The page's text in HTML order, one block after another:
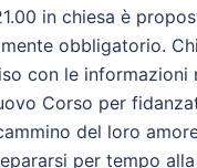
in chiesa è
obbligatorio.
con le informazioni
Corso per
del loro
per tempo